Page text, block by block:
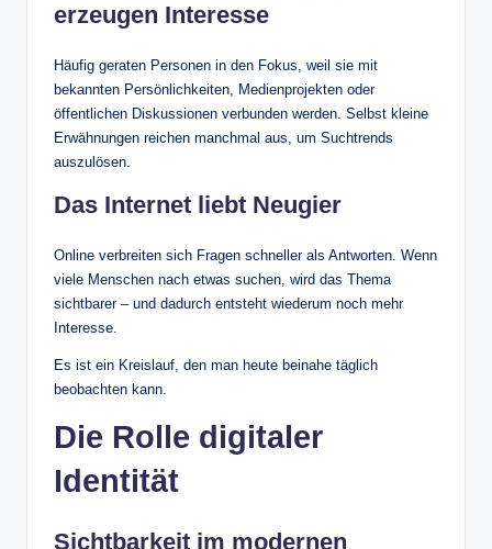
erzeugen Interesse
Häufig geraten Personen in den Fokus, weil sie mit
bekannten Persönlichkeiten, Medienprojekten oder
öffentlichen Diskussionen verbunden werden. Selbst kleine
Erwähnungen reichen manchmal aus, um Suchtrends
auszulösen.
Das Internet liebt Neugier
Online verbreiten sich Fragen schneller als Antworten. Wenn
viele Menschen nach etwas suchen, wird das Thema
sichtbarer – und dadurch entsteht wiederum noch mehr
Interesse.
Es ist ein Kreislauf, den man heute beinahe täglich
beobachten kann.
Die Rolle digitaler
Identität
Sichtbarkeit im modernen